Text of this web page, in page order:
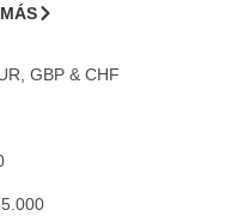
GBP & CHF